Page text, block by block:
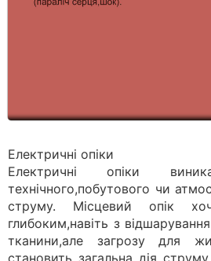
Електричні опіки
Електричні опіки
технічного,побутового чи
струму. Місцевий опік
глибоким,навіть з
тканини,але загрозу для
становить загальна дія